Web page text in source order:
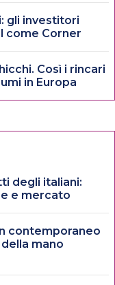
gli investitori
come Corner
Così i rincari
in Europa
degli italiani:
e mercato
contemporaneo
mano